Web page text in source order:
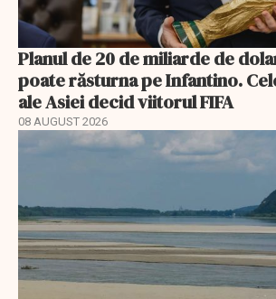
Planul de 20 de miliarde de
poate răsturna pe Infantino.
ale Asiei decid viitorul FIFA
08 AUGUST 2026